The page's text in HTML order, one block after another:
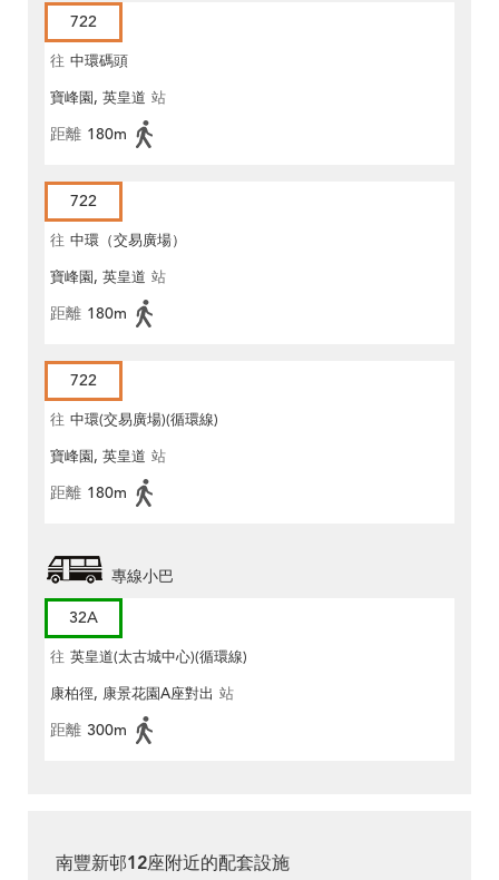
722
往 中環碼頭
寶峰園, 英皇道 站
距離 180m
722
往 中環（交易廣場）
寶峰園, 英皇道 站
距離 180m
722
往 中環(交易廣場)(循環線)
寶峰園, 英皇道 站
距離 180m
專線小巴
32A
往 英皇道(太古城中心)(循環線)
康柏徑, 康景花園A座對出 站
距離 300m
南豐新邨12座附近的配套設施